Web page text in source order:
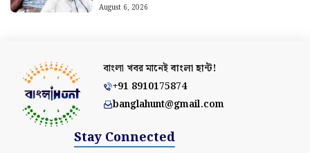
August 6, 2026
বাংলা খবর মানেইবাংলা হান্ট!
+91 8910175874
banglahunt@gmail.com
Stay Connected